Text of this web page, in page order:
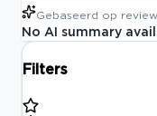
Gebaseerd op
No AI summary
Filters